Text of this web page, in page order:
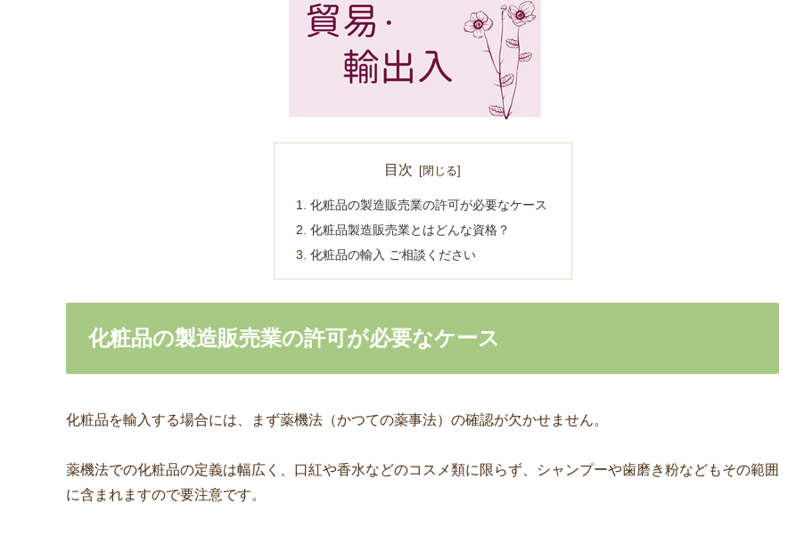
目次
化粧品の製造販売業の許可が必要なケース
化粧品製造販売業とはどんな資格？
化粧品の輸入 ご相談ください
化粧品の製造販売業の許可が必要なケース
化粧品を輸入する場合には、まず薬機法（かつての薬事法）の確認が欠かせません。
薬機法での化粧品の定義は幅広く、口紅や香水などのコスメ類に限らず、シャンプーや歯磨き粉などもその範囲
に含まれますので要注意です。